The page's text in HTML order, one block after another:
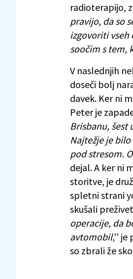
radioterapijo,
pravijo, da so
izgovoriti vseh
soočim s tem,
V naslednjih
doseči bolj
davek. Ker ni
Peter je
Brisbanu,
Najtežje je
pod stresom.
dejal. A ker ni
storitve, je
spletni strani
skušali
operacije, da
avtomobil,'' je
so zbrali že